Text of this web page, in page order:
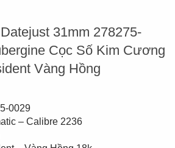
31mm 278275-
Cọc Số Kim Cương
Vàng Hồng
0029
– Calibre 2236